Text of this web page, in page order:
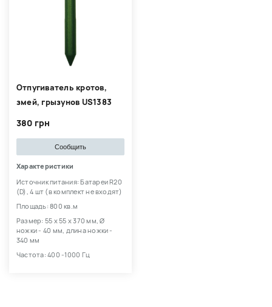
Отпугиватель кротов,
змей, грызунов US1383
380 грн
Сообщить
Характеристики
Источник питания: Батареи R20
(D), 4 шт (в комплект не входят)
Площадь: 800 кв.м
Размер: 55 х 55 х 370 мм, Ø
ножки - 40 мм, длина ножки -
340 мм
Частота: 400 -1000 Гц